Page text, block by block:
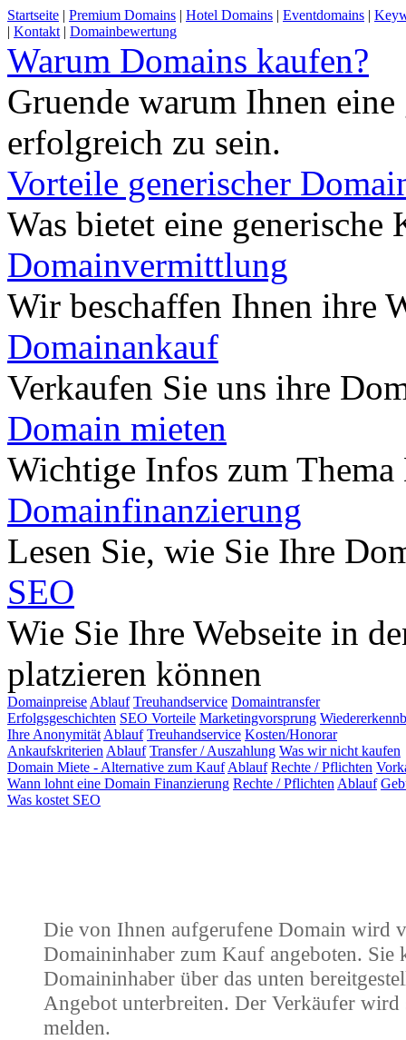
Startseite | Premium Domains | Hotel Domains | Eventdomains |
| Kontakt | Domainbewertung
Warum Domains kaufen?
Gruende warum Ihnen
erfolgreich zu sein.
Vorteile generischer
Was bietet eine
Domainvermittlung
Wir beschaffen Ihnen ihre
Domainankauf
Verkaufen Sie uns ihre
Domain mieten
Wichtige Infos zum
Domainfinanzierung
Lesen Sie, wie Sie Ihre
SEO
Wie Sie Ihre Webseite in
platzieren können
Domainpreise Ablauf Treuhandservice Domaintransfer
Erfolgsgeschichten SEO Vorteile Marketingvorsprung
Ihre Anonymität Ablauf Treuhandservice Kosten/Honorar
Ankaufskriterien Ablauf Transfer / Auszahlung Was wir nicht kaufen
Domain Miete - Alternative zum Kauf Ablauf Rechte / Pflichten
Wann lohnt eine Domain Finanzierung Rechte / Pflichten Ablauf
Was kostet SEO
Die von Ihnen aufgerufene Domain wird
Domaininhaber zum Kauf angeboten. Sie
Domaininhaber über das unten
Angebot unterbreiten. Der Verkäufer wird
melden.